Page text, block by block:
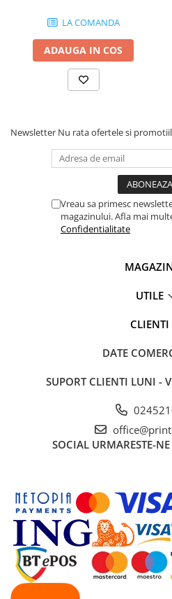
Accesorii retelistica
UPS & Stabilizatoare
Servere, Storage & NAS
SSD enterprise
DAS (Direct Attached Storage)
Telefoane
Smart Home
Camere supraveghere smart
Prize inteligente
Hub-uri smart
Termostate smart
LA COMANDA
ADAUGA IN COS
Newsletter Nu rata ofertele si
Vreau sa primesc
magazinului. Afla mai
Confidentialitate
UTILE
CLIENTI
DATE
SUPORT CLIENTI LUNI -
SOCIAL URMARESTE-